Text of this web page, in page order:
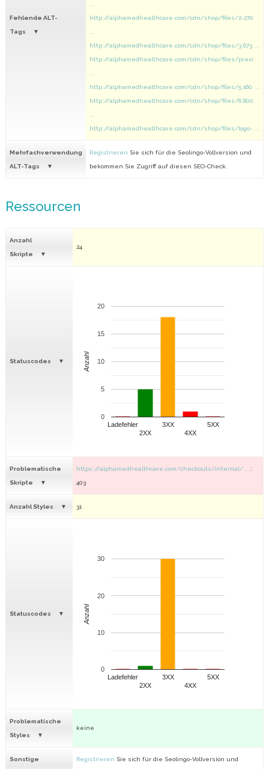
Fehlende ALT-
Tags
http://alphamedhealthcare.com/cdn/shop/files/2-270
http://alphamedhealthcare.com/cdn/shop/files/3.673 ...
http://alphamedhealthcare.com/cdn/shop/files/previ
http://alphamedhealthcare.com/cdn/shop/files/5.160 ...
http://alphamedhealthcare.com/cdn/shop/files/6.800
http://alphamedhealthcare.com/cdn/shop/files/logo- ...
Mehrfachverwendung
ALT-Tags
Registrieren Sie sich für die Seolingo-Vollversion und
bekommen Sie Zugriff auf diesen SEO-Check.
Ressourcen
Anzahl
Skripte
24
Statuscodes
Ladefehler
2XX
3XX
4XX
5XX
0
5
10
15
20
Anzahl
Problematische
Skripte
https://alphamedhealthcare.com/checkouts/internal/ ... :
403
Anzahl Styles 31
Statuscodes
Ladefehler
2XX
3XX
4XX
5XX
0
10
20
30
Anzahl
Problematische
Styles
keine
Sonstige Registrieren Sie sich für die Seolingo-Vollversion und